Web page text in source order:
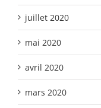
juillet 2020
mai 2020
avril 2020
mars 2020